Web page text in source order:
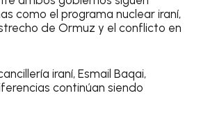
como el programa nuclear iraní,
de Ormuz y el conflicto en
iraní, Esmail Baqai,
continúan siendo